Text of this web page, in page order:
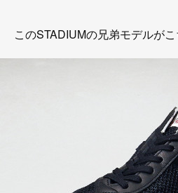
このSTADIUMの兄弟モデルがこ